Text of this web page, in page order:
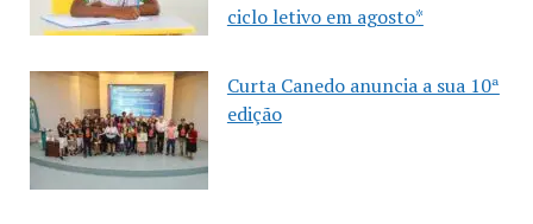
ciclo letivo em agosto*
Curta Canedo anuncia a sua 10ª
edição